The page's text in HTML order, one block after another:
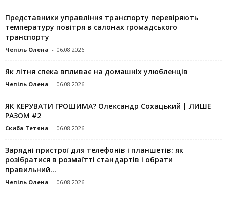
Представники управління транспорту перевіряють
температуру повітря в салонах громадського
транспорту
Чепіль Олена - 06.08.2026
Як літня спека впливає на домашніх улюбленців
Чепіль Олена - 06.08.2026
ЯК КЕРУВАТИ ГРОШИМА? Олександр Сохацький | ЛИШЕ
РАЗОМ #2
Скиба Тетяна - 06.08.2026
Зарядні пристрої для телефонів і планшетів: як
розібратися в розмаїтті стандартів і обрати
правильний...
Чепіль Олена - 06.08.2026